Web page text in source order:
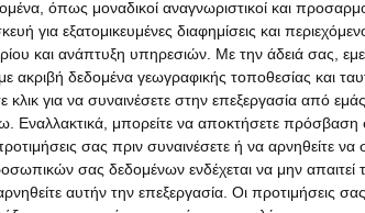
όπως μοναδικοί αναγνωριστικοί και
για εξατομικευμένες διαφημίσεις και
και ανάπτυξη υπηρεσιών. Με την άδειά σας,
ακριβή δεδομένα γεωγραφικής τοποθεσίας και
για να συναινέσετε στην επεξεργασία από εμάς
Εναλλακτικά, μπορείτε να αποκτήσετε πρόσβαση
σας πριν συναινέσετε ή να αρνηθείτε να
σας δεδομένων ενδέχεται να μην απαιτεί
αυτήν την επεξεργασία. Οι προτιμήσεις